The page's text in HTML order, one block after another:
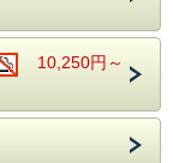
10,250円～